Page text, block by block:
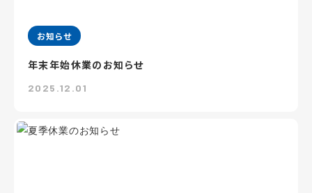
お知らせ
年末年始休業のお知らせ
2025.12.01